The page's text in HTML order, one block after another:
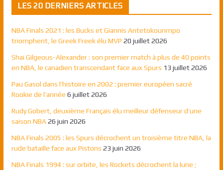
LES 20 DERNIERS ARTICLES
NBA Finals 2021 : les Bucks et Giannis Antetokounmpo
triomphent, le Greek Freek élu MVP 20 juillet 2026
Shai Gilgeous-Alexander : son premier match à plus de 40 points
en NBA, le canadien transcendant face aux Spurs 13 juillet 2026
Pau Gasol dans l’histoire en 2002 : premier européen sacré
Rookie de l’année 6 juillet 2026
Rudy Gobert, deuxième Français élu meilleur défenseur d’une
saison NBA 26 juin 2026
NBA Finals 2005 : les Spurs décrochent un troisième titre NBA, la
rude bataille face aux Pistons 23 juin 2026
NBA Finals 1994 : sur orbite, les Rockets décrochent la lune ;